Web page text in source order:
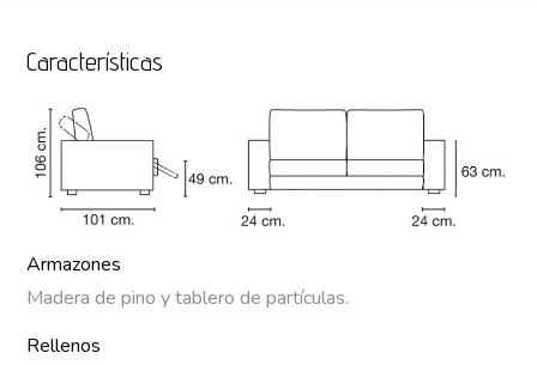
Características
Armazones
Madera de pino y tablero de partículas.
Rellenos